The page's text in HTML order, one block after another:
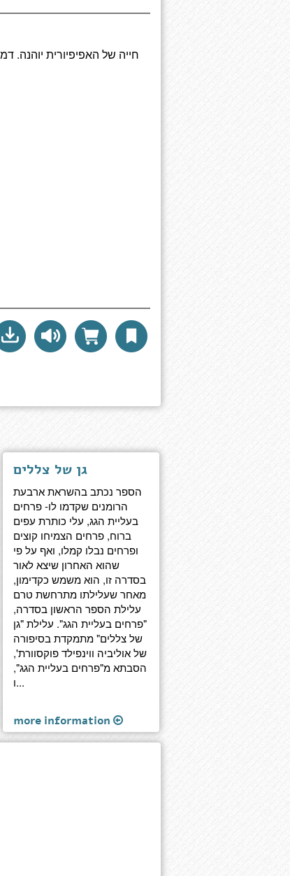
גן של צללים
הספר נכתב בהשראת ארבעת
הרומנים שקדמו לו- פרחים
בעליית הגג, עלי כותרת עפים
ברוח, פרחים הצמיחו קוצים
ופרחים נבלו קמלו, ואף על פי
שהוא האחרון שיצא לאור
בסדרה זו, הוא משמש כקדימון,
מאחר שעלילתו מתרחשת טרם
עלילת הספר הראשון בסדרה,
"פרחים בעליית הגג". עלילת "גן
של צללים" מתמקדת בסיפורה
של אוליביה ווינפילד פוקסוורת',
הסבתא מ"פרחים בעליית הגג",
ו...
more information